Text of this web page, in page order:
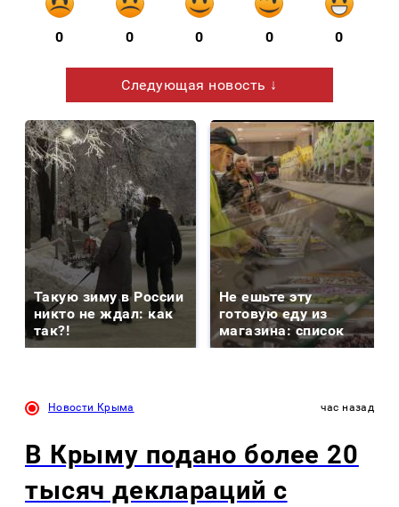
0 0 0 0 0
Следующая новость ↓
Такую зиму в России
никто не ждал: как
так?!
Не ешьте эту
готовую еду из
магазина: список
Новости Крыма час назад
В Крыму подано более 20
тысяч деклараций с